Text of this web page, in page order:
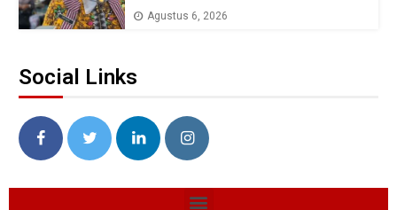
Agustus 6, 2026
Social Links